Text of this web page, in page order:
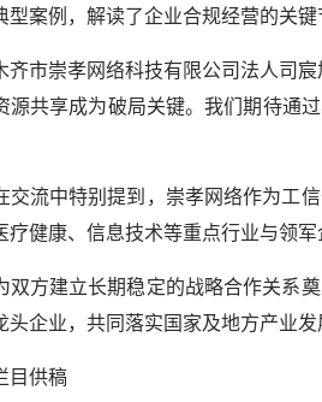
案例，解读了企业合规经营的关键
齐市崇孝网络科技有限公司法人司
源共享成为破局关键。我们期待通
交流中特别提到，崇孝网络作为工
疗健康、信息技术等重点行业与领军
双方建立长期稳定的战略合作关系
头企业，共同落实国家及地方产业
目供稿